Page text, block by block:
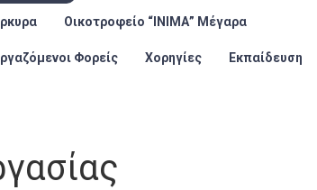
Οικοτροφείο “ΙΝΙΜΑ” Μέγαρα
Φορείς Χορηγίες Εκπαίδευση